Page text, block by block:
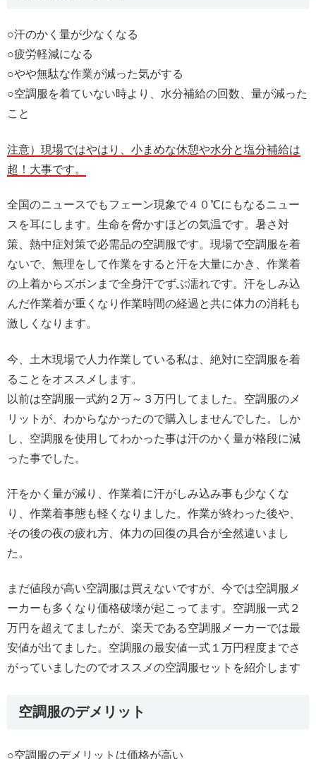
○汗のかく量が少なくなる
○疲労軽減になる
○やや無駄な作業が減った気がする
○空調服を着ていない時より、水分補給の回数、量が減った
こと
注意）現場ではやはり、小まめな休憩や水分と塩分補給は
超！大事です。
全国のニュースでもフェーン現象で４０℃にもなるニュー
スを耳にします。生命を脅かすほどの気温です。暑さ対
策、熱中症対策で必需品の空調服です。現場で空調服を着
ないで、無理をして作業をすると汗を大量にかき、作業着
の上着からズボンまで全身汗でずぶ濡れです。汗をしみ込
んだ作業着が重くなり作業時間の経過と共に体力の消耗も
激しくなります。
今、土木現場で人力作業している私は、絶対に空調服を着
ることをオススメします。
以前は空調服一式約２万～３万円してました。空調服のメ
リットが、わからなかったので購入しませんでした。しか
し、空調服を使用してわかった事は汗のかく量が格段に減
った事でした。
汗をかく量が減り、作業着に汗がしみ込み事も少なくな
り、作業着事態も軽くなりました。作業が終わった後や、
その後の夜の疲れ方、体力の回復の具合が全然違いまし
た。
まだ値段が高い空調服は買えないですが、今では空調服メ
ーカーも多くなり価格破壊が起こってます。空調服一式２
万円を超えてましたが、楽天である空調服メーカーでは最
安値が出てました。空調服の最安値一式１万円程度までさ
がっていましたのでオススメの空調服セットを紹介します
空調服のデメリット
○空調服のデメリットは価格が高い